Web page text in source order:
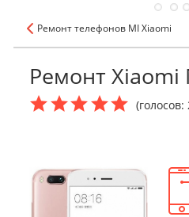
Ремонт телефонов MI Xiaomi
Ремонт Xiaomi